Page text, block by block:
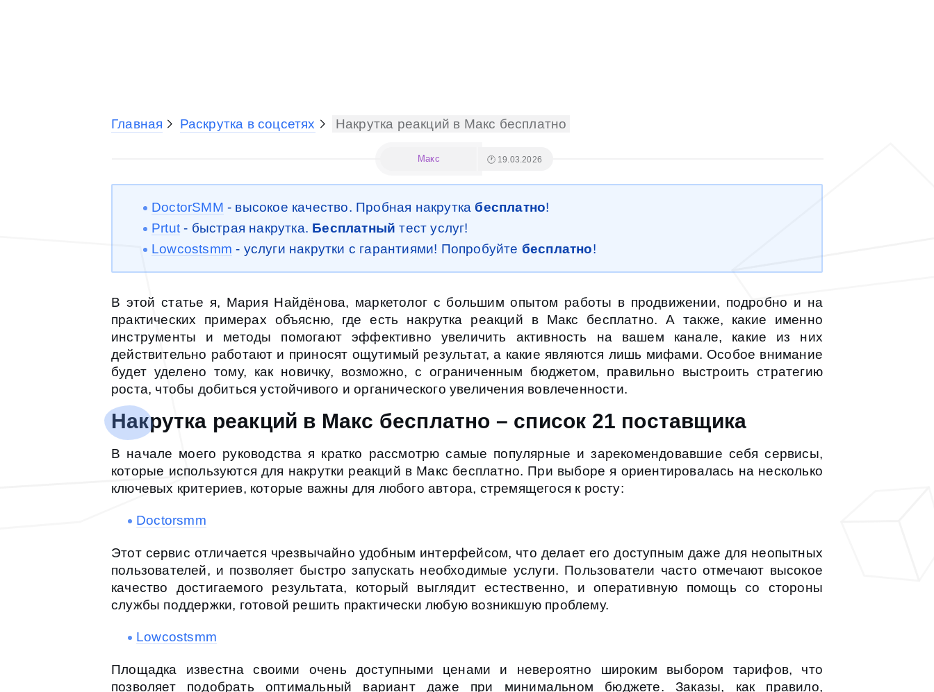
Главная Раскрутка в соцсетях Накрутка реакций в Макс бесплатно
Макс 🕐 19.03.2026
DoctorSMM - высокое качество. Пробная накруткабесплатно!
Prtut - быстрая накрутка. Бесплатный тест услуг!
Lowcostsmm - услуги накрутки с гарантиями! Попробуйте бесплатно!
В этой статье я, Мария Найдёнова, маркетолог с большим опытом работы в продвижении, подробно и на
практических примерах объясню, где есть накрутка реакций в Макс бесплатно. А также, какие именно
инструменты и методы помогают эффективно увеличить активность на вашем канале, какие из них
действительно работают и приносят ощутимый результат, а какие являются лишь мифами. Особое внимание
будет уделено тому, как новичку, возможно, с ограниченным бюджетом, правильно выстроить стратегию
роста, чтобы добиться устойчивого и органического увеличения вовлеченности.
Накрутка реакций в Макс бесплатно – список 21 поставщика
В начале моего руководства я кратко рассмотрю самые популярные и зарекомендовавшие себя сервисы,
которые используются для накрутки реакций в Макс бесплатно. При выборе я ориентировалась на несколько
ключевых критериев, которые важны для любого автора, стремящегося к росту:
Doctorsmm
Этот сервис отличается чрезвычайно удобным интерфейсом, что делает его доступным даже для неопытных
пользователей, и позволяет быстро запускать необходимые услуги. Пользователи часто отмечают высокое
качество достигаемого результата, который выглядит естественно, и оперативную помощь со стороны
службы поддержки, готовой решить практически любую возникшую проблему.
Lowcostsmm
Площадка известна своими очень доступными ценами и невероятно широким выбором тарифов, что
позволяет подобрать оптимальный вариант даже при минимальном бюджете. Заказы, как правило,